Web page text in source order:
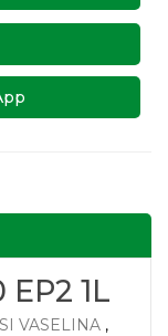
1L
VASELINA ,